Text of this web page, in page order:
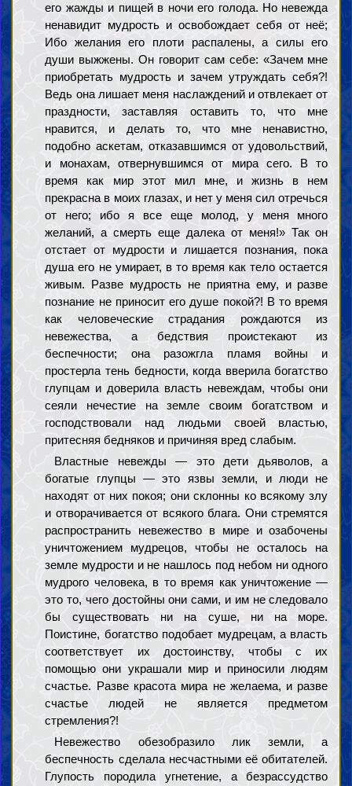
его жажды и пищей в ночи его голода. Но невежда
ненавидит мудрость и освобождает себя от неё;
Ибо желания его плоти распалены, а силы его
души выжжены. Он говорит сам себе: «Зачем мне
приобретать мудрость и зачем утруждать себя?!
Ведь она лишает меня наслаждений и отвлекает от
праздности, заставляя оставить то, что мне
нравится, и делать то, что мне ненавистно,
подобно аскетам, отказавшимся от удовольствий,
и монахам, отвернувшимся от мира сего. В то
время как мир этот мил мне, и жизнь в нем
прекрасна в моих глазах, и нет у меня сил отречься
от него; ибо я все еще молод, у меня много
желаний, а смерть еще далека от меня!» Так он
отстает от мудрости и лишается познания, пока
душа его не умирает, в то время как тело остается
живым. Разве мудрость не приятна ему, и разве
познание не приносит его душе покой?! В то время
как человеческие страдания рождаются из
невежества, а бедствия проистекают из
беспечности; она разожгла пламя войны и
простерла тень бедности, когда вверила богатство
глупцам и доверила власть невеждам, чтобы они
сеяли нечестие на земле своим богатством и
господствовали над людьми своей властью,
притесняя бедняков и причиняя вред слабым.
Властные невежды — это дети дьяволов, а
богатые глупцы — это язвы земли, и люди не
находят от них покоя; они склонны ко всякому злу
и отворачивается от всякого блага. Они стремятся
распространить невежество в мире и озабочены
уничтожением мудрецов, чтобы не осталось на
земле мудрости и не нашлось под небом ни одного
мудрого человека, в то время как уничтожение —
это то, чего достойны они сами, и им не следовало
бы существовать ни на суше, ни на море.
Поистине, богатство подобает мудрецам, а власть
соответствует их достоинству, чтобы с их
помощью они украшали мир и приносили людям
счастье. Разве красота мира не желаема, и разве
счастье людей не является предметом
стремления?!
Невежество обезобразило лик земли, а
беспечность сделала несчастными её обитателей.
Глупость породила угнетение, а безрассудство